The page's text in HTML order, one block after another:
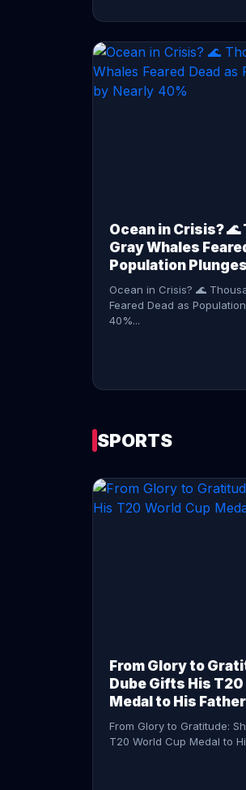
Ocean in Crisis?
Gray Whales
Population
Ocean in Crisis? 🌊
Feared Dead as
40%...
SPORTS
From Glory to
Dube Gifts His
Medal to His
From Glory to Gratitude:
T20 World Cup Medal to